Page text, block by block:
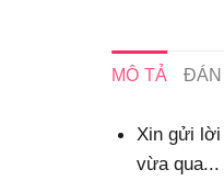
MÔ TẢ
Xin gửi lời
vừa qua...